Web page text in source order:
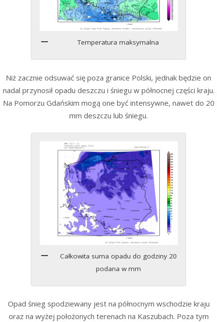
Temperatura maksymalna
Niż zacznie odsuwać się poza granice Polski, jednak będzie on
nadal przynosił opadu deszczu i śniegu w północnej części kraju.
Na Pomorzu Gdańskim mogą one być intensywne, nawet do 20
mm deszczu lub śniegu.
Całkowita suma opadu do godziny 20
podana w mm
Opad śnieg spodziewany jest na północnym wschodzie kraju
oraz na wyżej położonych terenach na Kaszubach. Poza tym